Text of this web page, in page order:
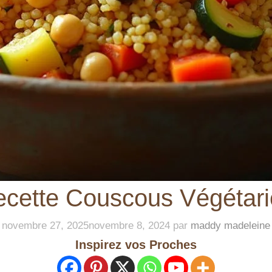
Couscous
novembre 27, 2025novembre 8, 2024 par maddy madeleine
Inspirez vos Proches